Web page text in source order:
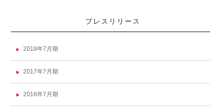
プレスリリース
2018年7月期
2017年7月期
2016年7月期